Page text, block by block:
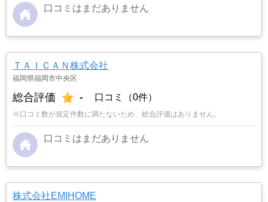
口コミはまだありません
ＴＡＩＣＡＮ株式会社
福岡県福岡市中央区
総合評価 - 口コミ（0件）
※口コミ数が規定件数に満たないため、総合評価はありません。
口コミはまだありません
株式会社EMIHOME